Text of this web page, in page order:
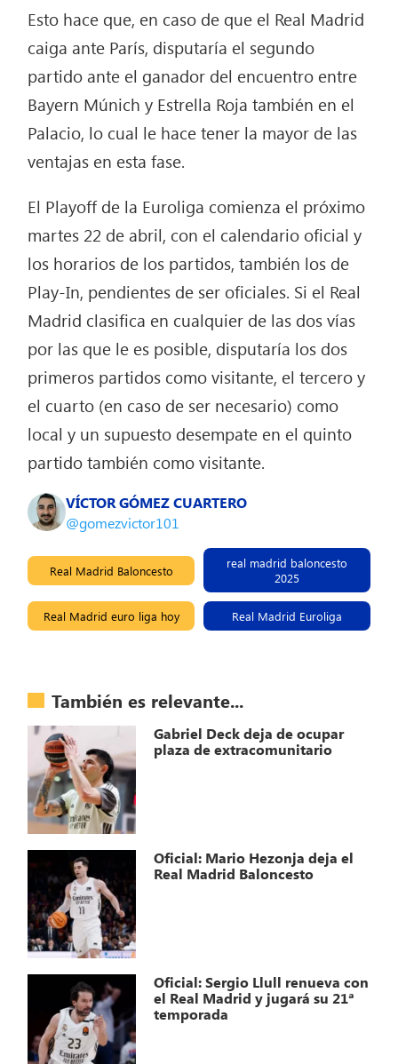
Esto hace que, en caso de que el Real Madrid
caiga ante París, disputaría el segundo
partido ante el ganador del encuentro entre
Bayern Múnich y Estrella Roja también en el
Palacio, lo cual le hace tener la mayor de las
ventajas en esta fase.
El Playoff de la Euroliga comienza el próximo
martes 22 de abril, con el calendario oficial y
los horarios de los partidos, también los de
Play-In, pendientes de ser oficiales. Si el Real
Madrid clasifica en cualquier de las dos vías
por las que le es posible, disputaría los dos
primeros partidos como visitante, el tercero y
el cuarto (en caso de ser necesario) como
local y un supuesto desempate en el quinto
partido también como visitante.
VÍCTOR GÓMEZ CUARTERO
@gomezvictor101
Real Madrid Baloncesto
real madrid baloncesto
2025
Real Madrid euro liga hoy Real Madrid Euroliga
También es relevante...
Gabriel Deck deja de ocupar
plaza de extracomunitario
Oficial: Mario Hezonja deja el
Real Madrid Baloncesto
Oficial: Sergio Llull renueva con
el Real Madrid y jugará su 21ª
temporada